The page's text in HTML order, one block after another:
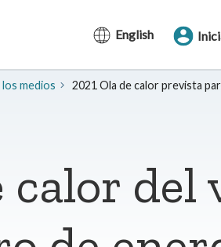
English
medios 2021 Ola de calor prevista
del